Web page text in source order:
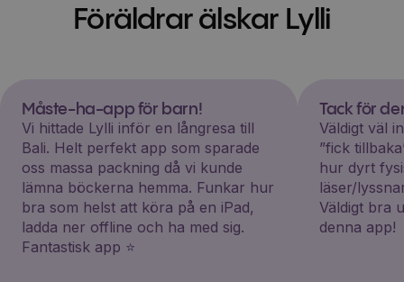
Föräldrar älskar Lylli
Måste-ha-app för barn!
Vi hittade Lylli inför en långresa till
Bali. Helt perfekt app som sparade
oss massa packning då vi kunde
lämna böckerna hemma. Funkar hur
bra som helst att köra på en iPad,
ladda ner offline och ha med sig.
Fantastisk app ⭐️
Tack för
Väldigt väl
”fick
hur dyrt
läser/
Väldigt bra
denna app!